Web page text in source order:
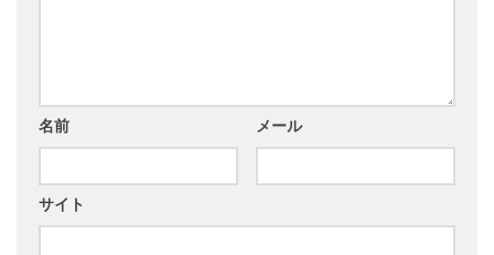
名前 メール
サイト